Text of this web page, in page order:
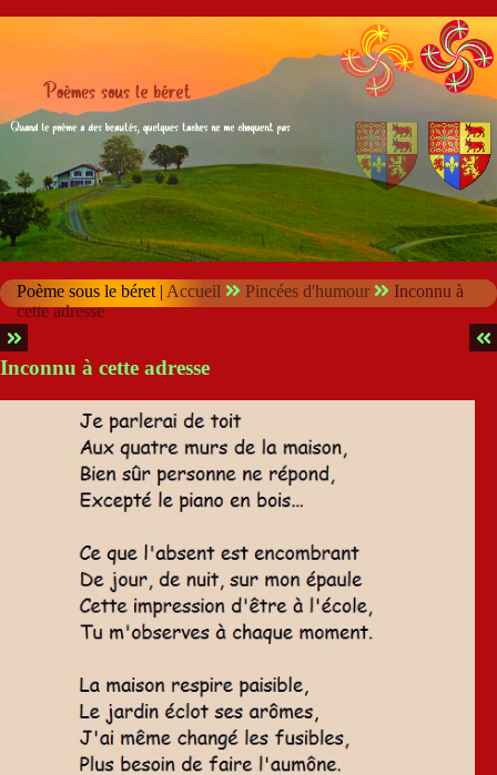
Poème sous le béret | Accueil Pincées d'humour
Inconnu à
cette adresse
Inconnu à cette adresse